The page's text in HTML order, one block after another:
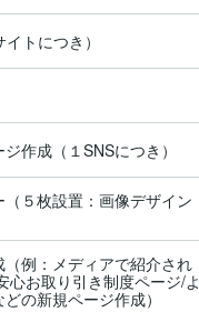
トにつき）
作成（１SNSにつき）
５枚設置：画像デザイン
（例：メディアで紹介され
心お取り引き制度ページ/よ
の新規ページ作成）